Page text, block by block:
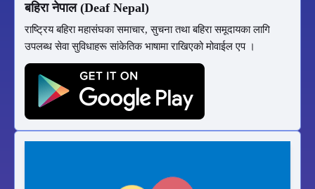
बहिरा नेपाल (Deaf Nepal)
राष्ट्रिय बहिरा महासंघका समाचार, सुचना तथा बहिरा समूदायका लागि
उपलब्ध सेवा सुविधाहरू सांकेतिक भाषामा राखिएको मोवाईल एप ।